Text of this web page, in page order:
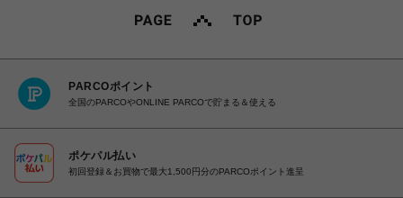
PARCOポイント
全国のPARCOやONLINE PARCOで貯まる＆使える
ポケパル払い
初回登録＆お買物で最大1,500円分のPARCOポイント進呈